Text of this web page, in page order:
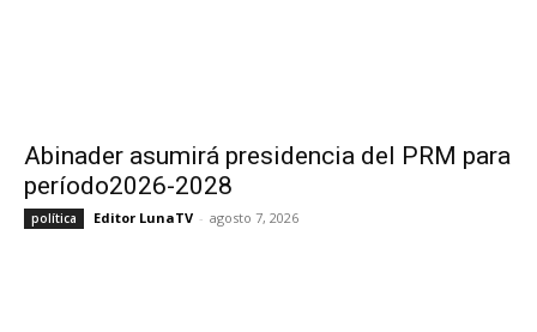
Abinader asumirá presidencia del PRM para
período2026-2028
política Editor LunaTV - agosto 7, 2026